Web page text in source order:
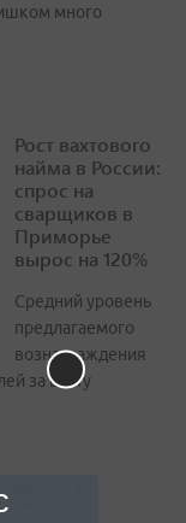
много
Рост вахтового
найма в России:
спрос на
сварщиков в
Приморье
вырос на 120%
Средний уровень
предлагаемого
вознаграждения
за вахту